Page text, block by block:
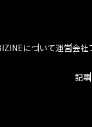
について運営会社
記